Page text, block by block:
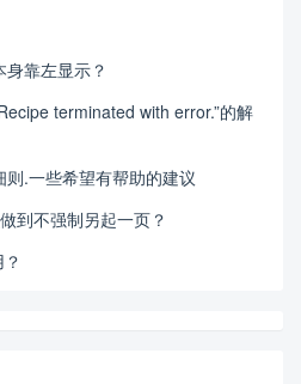
靠左显示？
terminated with error.”的解
.一些希望有帮助的建议
到不强制另起一页？